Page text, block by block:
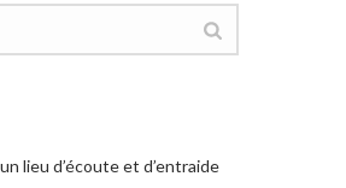
lieu d’écoute et d’entraide